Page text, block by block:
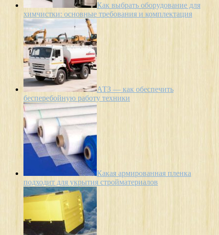
Как выбрать оборудование для
химчистки: основные требования и комплектация
АТЗ — как обеспечить
бесперебойную работу техники
Какая армированная пленка
подходит для укрытия стройматериалов